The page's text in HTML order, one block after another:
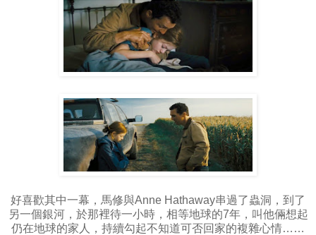
好喜歡其中一幕，馬修與Anne Hathaway串過了蟲洞，到了
另一個銀河，於那裡待一小時，相等地球的7年，叫他倆想起
仍在地球的家人，持續勾起不知道可否回家的複雜心情……